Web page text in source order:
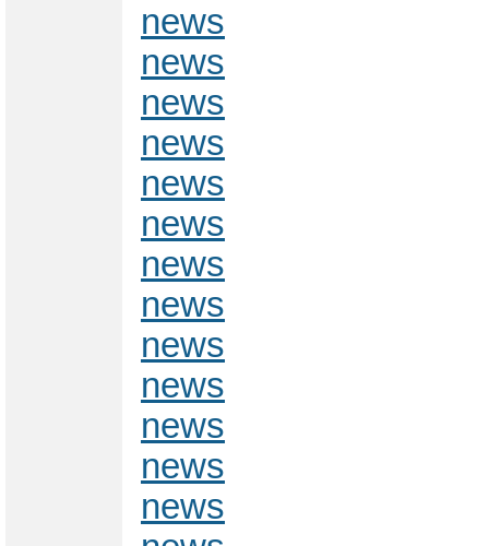
news
news
news
news
news
news
news
news
news
news
news
news
news